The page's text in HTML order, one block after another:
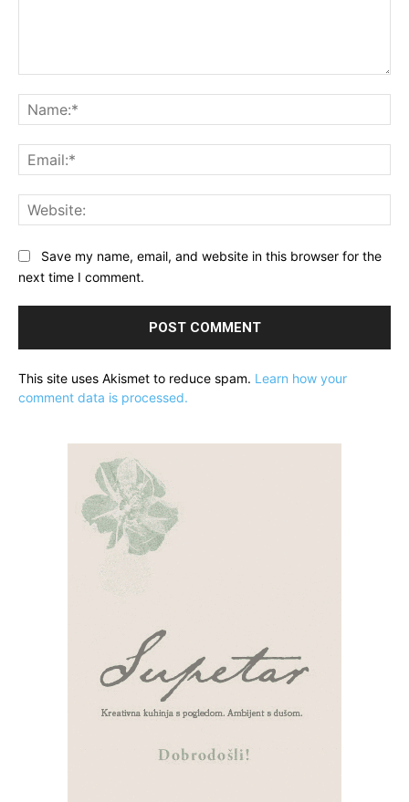
Save my name, email, and website in this browser for the
next time I comment.
This site uses Akismet to reduce spam. Learn how your
comment data is processed.